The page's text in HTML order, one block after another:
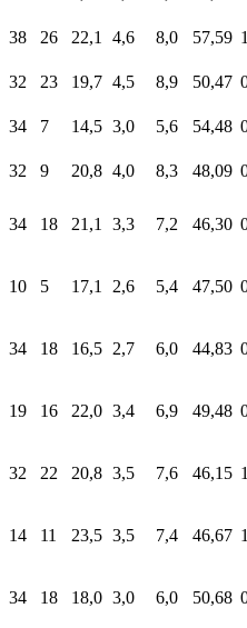
395 21,4 3,7 7,5 49,59 0,7
PJ PT MIN TCA TCI %TC
24 11 18,3 3,7 6,3 58,93
25 1 8,7 1,6 3,1 50,85
38 26 22,1 4,6 8,0 57,59
32 9 20,8 4,0 8,3 48,09
34 18 21,1 3,3 7,2 46,30
10 5 17,1 2,6 5,4 47,50
34 18 16,5 2,7 6,0 44,83
19 16 22,0 3,4 6,9 49,48